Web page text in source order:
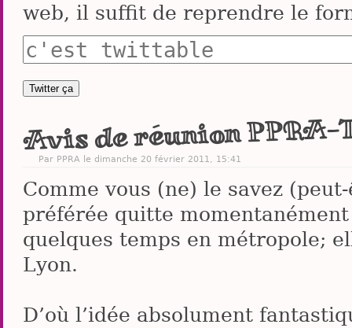
web, il suffit de reprendre le
Avis de réunion
Par PPRA le dimanche 20 février 2011, 15:41
Comme vous (ne) le savez
préférée quitte
quelques temps en métropole;
Lyon.
D’où l’idée absolument